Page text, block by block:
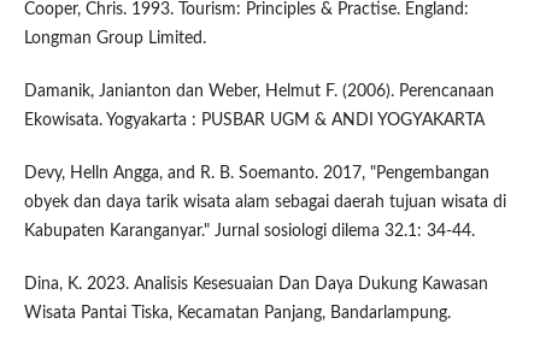
Cooper, Chris. 1993. Tourism: Principles & Practise. England:
Longman Group Limited.
Damanik, Janianton dan Weber, Helmut F. (2006). Perencanaan
Ekowisata. Yogyakarta : PUSBAR UGM & ANDI YOGYAKARTA
Devy, Helln Angga, and R. B. Soemanto. 2017, "Pengembangan
obyek dan daya tarik wisata alam sebagai daerah tujuan wisata di
Kabupaten Karanganyar." Jurnal sosiologi dilema 32.1: 34-44.
Dina, K. 2023. Analisis Kesesuaian Dan Daya Dukung Kawasan
Wisata Pantai Tiska, Kecamatan Panjang, Bandarlampung.